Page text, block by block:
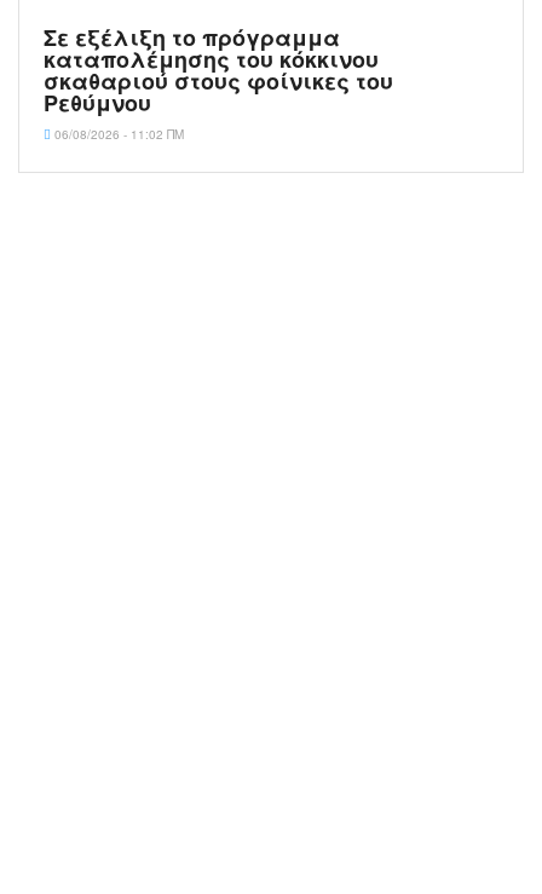
Σε εξέλιξη το πρόγραμμα
καταπολέμησης του κόκκινου
σκαθαριού στους φοίνικες του
Ρεθύμνου
06/08/2026 - 11:02 ΠΜ